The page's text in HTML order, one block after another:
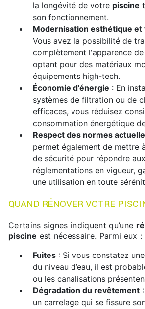
la longévité de votre piscine
son fonctionnement.
Modernisation esthétique et
Vous avez la possibilité de
complètement l'apparence
optant pour des matériaux
équipements high-tech.
Économie d'énergie : En
systèmes de filtration ou de
efficaces, vous réduisez
consommation énergétique
Respect des normes
permet également de mettre
de sécurité pour répondre
réglementations en vigueur,
une utilisation en toute
QUAND RÉNOVER VOTRE
Certains signes indiquent qu’une
piscine est nécessaire. Parmi eux :
Fuites : Si vous constatez
du niveau d’eau, il est
ou les canalisations
Dégradation du revêtement
un carrelage qui se fissure